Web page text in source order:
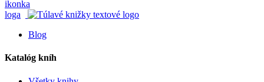
Blog
Katalóg kníh